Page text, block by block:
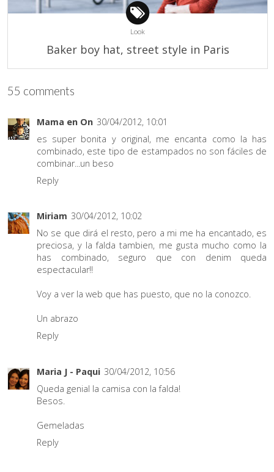
Look
Baker boy hat, street style in Paris
55 comments
Mama en On 30/04/2012, 10:01
es super bonita y original, me encanta como la has
combinado, este tipo de estampados no son fáciles de
combinar...un beso
Reply
Miriam 30/04/2012, 10:02
No se que dirá el resto, pero a mi me ha encantado, es
preciosa, y la falda tambien, me gusta mucho como la
has combinado, seguro que con denim queda
espectacular!!
Voy a ver la web que has puesto, que no la conozco.
Un abrazo
Reply
Maria J - Paqui 30/04/2012, 10:56
Queda genial la camisa con la falda!
Besos.
Gemeladas
Reply